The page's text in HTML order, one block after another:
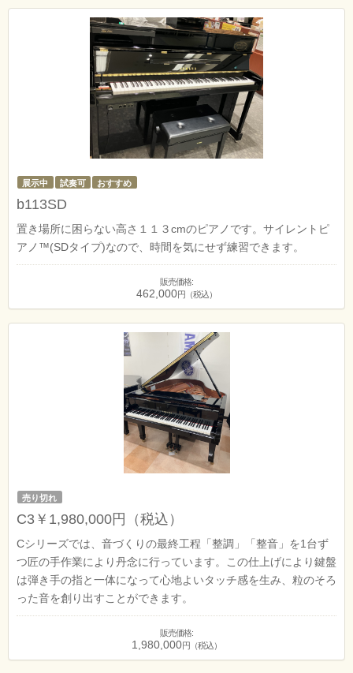
展示中 試奏可 おすすめ
b113SD
置き場所に困らない高さ１１３cmのピアノです。サイレントピ
アノ™(SDタイプ)なので、時間を気にせず練習できます。
販売価格:
462,000円（税込）
売り切れ
C3￥1,980,000円（税込）
Cシリーズでは、音づくりの最終工程「整調」「整音」を1台ず
つ匠の手作業により丹念に行っています。この仕上げにより鍵盤
は弾き手の指と一体になって心地よいタッチ感を生み、粒のそろ
った音を創り出すことができます。
販売価格:
1,980,000円（税込）